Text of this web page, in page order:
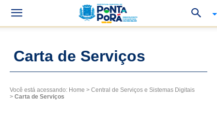
Carta de Serviços
Você está acessando: Home > Central de Serviços e Sistemas Digitais
> Carta de Serviços